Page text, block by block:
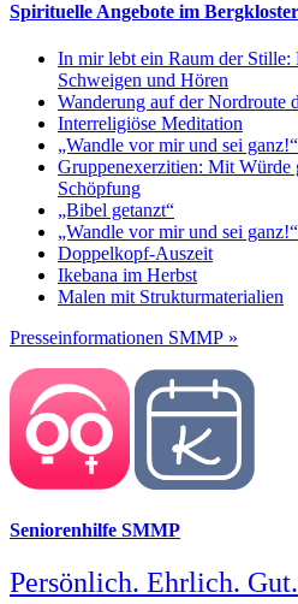
Spirituelle Angebote im
In mir lebt ein Raum der
Schweigen und Hören
Wanderung auf der Nordroute
Interreligiöse Meditation
„Wandle vor mir und sei
Gruppenexerzitien: Mit Würde
Schöpfung
„Bibel getanzt“
„Wandle vor mir und sei
Doppelkopf-Auszeit
Ikebana im Herbst
Malen mit Strukturmaterialien
Presseinformationen SMMP »
Seniorenhilfe SMMP
Persönlich. Ehrlich. Gut.